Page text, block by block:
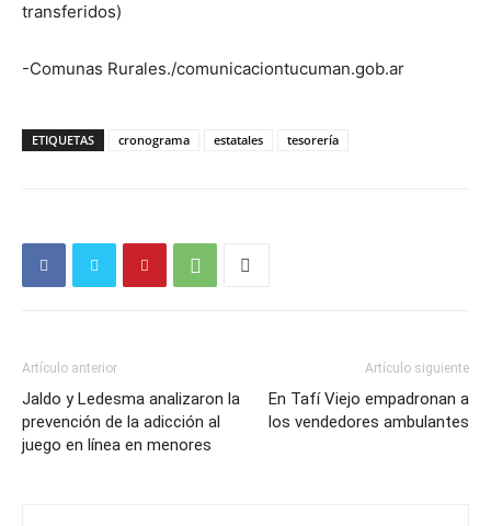
transferidos)
-Comunas Rurales./comunicaciontucuman.gob.ar
ETIQUETAS cronograma estatales tesorería
Artículo anterior
Jaldo y Ledesma analizaron la
prevención de la adicción al
juego en línea en menores
Artículo siguiente
En Tafí Viejo empadronan a
los vendedores ambulantes